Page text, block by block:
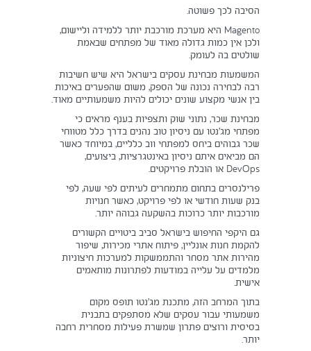
הסיבה לכך פשוטה.
Magento היא מערכת מורכבת יותר ללמידה וליישום,
ולכן אין כמות גדולה מאוד של מפתחים שבאמת
שולטים בה לעומק.
המשמעות מבחינת עסקים בישראל היא שיש חשיבות
רבה לבחירה נכונה של הספק, משום שהפערים באיכות
בין אנשי מקצוע שונים יכולים להיות משמעותיים מאוד.
מבחינת שכר, נתוני שוק ותצפיות בענף מראים כי
מפתחי מג’נטו עם ניסיון טוב נהנים בדרך כלל מטווחי
שכר גבוהים ביחס למפתחי ווב כלליים, במיוחד כאשר
הם מביאים איתם ניסיון באינטגרציות, ביצועים,
DevOps או הובלת פרויקטים.
פרילנסרים בתחום מתמחרים לעיתים לפי שעה, לפי
בנק שעות חודשי או לפי פרויקט, כאשר חנויות
מורכבות יותר כרוכות בהשקעה גבוהה יותר.
גם היקפי החיפוש בישראל סביב ביטויים הקשורים
להקמת חנות אונליין, פיתוח אתרי מכירות, שיפור
מהירות אתר מסחר והתממשקות למערכות חיצוניות
מלמדים על עלייה במודעות לפתרונות מותאמים
אישית.
בתוך המרחב הזה, מתכנת מג’נטו תופס מקום
משמעותי עבור עסקים שלא מסתפקים בתבנית
בסיסית ורוצים פתרון שמשרת פעילות מסחרית רחבה
יותר.